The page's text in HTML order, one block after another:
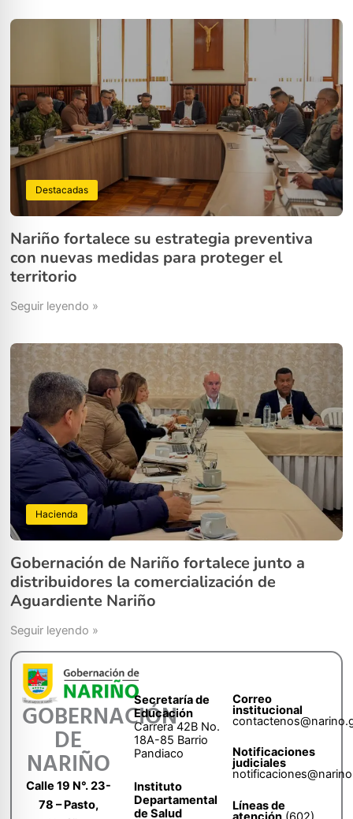
Destacadas
Nariño fortalece su estrategia preventiva
con nuevas medidas para proteger el
territorio
Seguir leyendo »
Hacienda
Gobernación de Nariño fortalece junto a
distribuidores la comercialización de
Aguardiente Nariño
Seguir leyendo »
GOBERNACIÓN
DE
NARIÑO
Calle 19 N°. 23-
78 – Pasto,
Secretaría de
Educación
Carrera 42B No.
18A-85 Barrio
Pandiaco
Instituto
Departamental
de Salud
Correo
institucional
Notificaciones
judiciales
Líneas de